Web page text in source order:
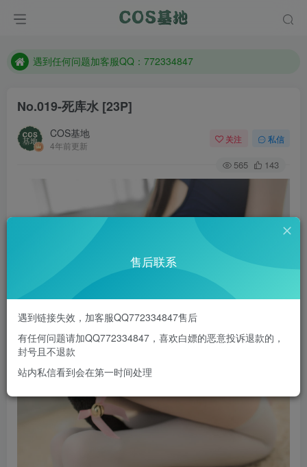
防失联：百度搜索《一七天佳》，实时查看最新站点。
遇到任何问题加客服QQ：772334847
No.019-死库水 [23P]
COS基地
4年前更新
关注 私信
565 143
售后联系
遇到链接失效，加客服QQ772334847售后
有任何问题请加QQ772334847，喜欢白嫖的恶意投诉退款的，
封号且不退款
站内私信看到会在第一时间处理